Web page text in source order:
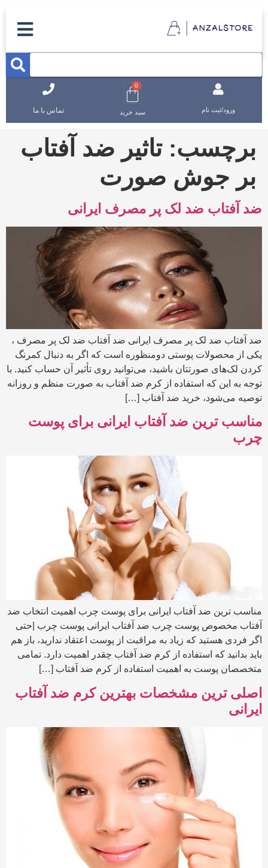
ورود/ثبت نام
0
سبد خرید تماس با ما
برچسب:تاثیر ضد آفتاب
بر جوش صورت
ضد آفتاب ضد لک پر مصرف ایرانی
ضد آفتاب ضد لک پر مصرف ایرانی ضد آفتاب ضد لک پر مصرف ،
یکی از محصولات پوستی دومنظوره است که اگر به دنبال کمرنگ
کردن لک‌های صورتتان باشید، می‌توانید روی تأثیر آن حساب کنید. با
توجه به این که استفاده از کرم ضد آفتاب به صورت منظم و روزانه
توصیه می‌شود، خرید ضد آفتاب […]
مناسب ترین ضد آفتاب ایرانی برای پوست
چرب
مناسب ترین ضد آفتاب ایرانی برای پوست چرب اهمیت انتخاب ضد
آفتاب مخصوص پوست چرب ضد آفتاب ایرانی پوست چرب |حتی
اگر فردی هستید که زیاد به مراقبت از پوست اعتقاد ندارید، باز هم
باید بدانید که استفاده از کرم ضد آفتاب چقدر اهمیت دارد. تمامی
متخصصان پوست به اهمیت استفاده از کرم ضد آفتاب […]
اصلی ترین مشخصات بهترین کرم ضد آفتاب
ایرانی